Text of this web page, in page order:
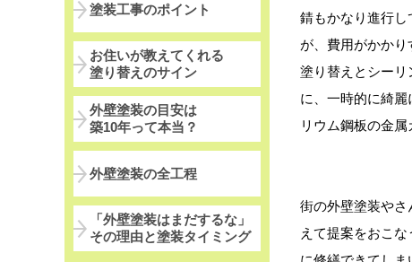
錆もかなり進行
が、費用がかかり
塗り替えとシー
に、一時的に綺
リウム鋼板の金属
街の外壁塗装や
えて提案をおこ
塗装工事のポイント
お住いが教えてくれる
塗り替えのサイン
外壁塗装の目安は
築10年って本当？
外壁塗装の全工程
「外壁塗装はまだするな」
その理由と塗装タイミング